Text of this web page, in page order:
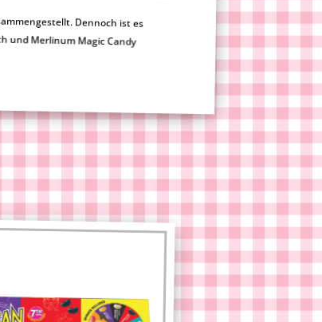
Dennoch ist es
und Merlinum Magic Candy